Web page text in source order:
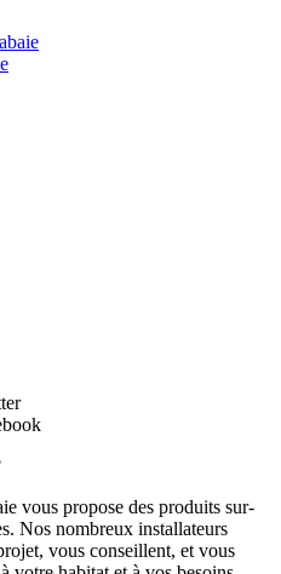
vous propose des produits sur-
Nos nombreux installateurs
vous conseillent, et vous